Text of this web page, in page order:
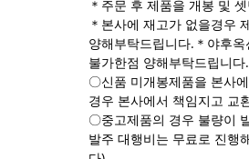
＊주문 후 제품을 개봉 및
＊본사에 재고가 없을경우
양해부탁드립니다.＊야후
불가한점 양해부탁드립니다.
〇신품 미개봉제품을 본사
경우 본사에서 책임지고 교
〇중고제품의 경우 불량이
발주 대행비는 무료로 진행